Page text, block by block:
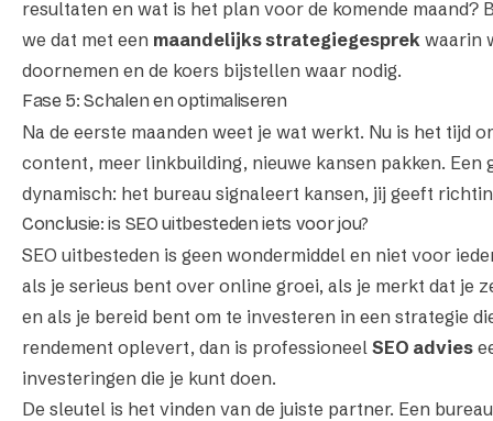
resultaten en wat is het plan voor de komende maand?
we dat met een maandelijks strategiegesprek waarin
doornemen en de koers bijstellen waar nodig.
Fase 5: Schalen en optimaliseren
Na de eerste maanden weet je wat werkt. Nu is het tijd
content, meer linkbuilding, nieuwe kansen pakken. Een
dynamisch: het bureau signaleert kansen, jij geeft
Conclusie: is SEO uitbesteden iets voor jou?
SEO uitbesteden is geen wondermiddel en niet voor
als je serieus bent over online groei, als je merkt dat je
en als je bereid bent om te investeren in een strategie
rendement oplevert, dan is professioneel SEO advies
investeringen die je kunt doen.
De sleutel is het vinden van de juiste partner. Een